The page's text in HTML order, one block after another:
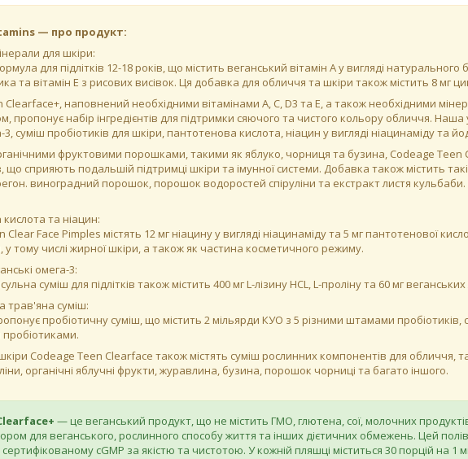
— про продукт:
для шкіри:
для підлітків 12-18 років, що містить веганський вітамін А у вигляді натурального
та вітамін Е з рисових висівок. Ця добавка для обличчя та шкіри також містить 8 мг
Clearface+, наповнений необхідними вітамінами A, C, D3 та E, а також необхідними
пропонує набір інгредієнтів для підтримки сяючого та чистого кольору обличчя.
3, суміш пробіотиків для шкіри, пантотенова кислота, ніацин у вигляді ніацинаміду та
фруктовими порошками, такими як яблуко, чорниця та бузина, Codeage Teen
що сприяють подальшій підтримці шкіри та імунної системи. Добавка також містить такі
виноградний порошок, порошок водоростей спіруліни та екстракт листя кульбаби.
та ніацин:
Clear Face Pimples містять 12 мг ніацину у вигляді ніацинаміду та 5 мг пантотенової
у тому числі жирної шкіри, а також як частина косметичного режиму.
омега-3:
суміш для підлітків також містить 400 мг L-лізину HCL, L-проліну та 60 мг
трав'яна суміш:
пробіотичну суміш, що містить 2 мільярди КУО з 5 різними штамами пробіотиків,
пробіотиками.
Codeage Teen Clearface також містять суміш рослинних компонентів для обличчя,
органічні яблучні фрукти, журавлина, бузина, порошок чорниці та багато іншого.
— це веганський продукт, що не містить ГМО, глютена, сої, молочних
для веганського, рослинного способу життя та інших дієтичних обмежень. Цей
сертифікованому cGMP за якістю та чистотою. У кожній пляшці міститься 30 порцій на 1